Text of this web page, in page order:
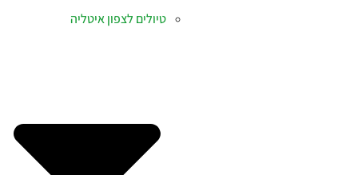
טיולים לצפון איטליה